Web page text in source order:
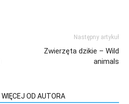
Następny artykuł
Zwierzęta dzikie – Wild
animals
WIĘCEJ OD AUTORA